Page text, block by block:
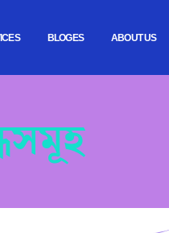
BLOGES ABOUT US